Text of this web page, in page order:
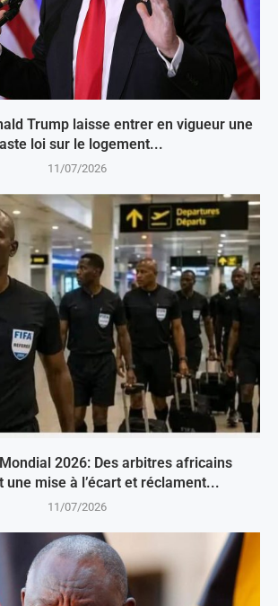
Trump laisse entrer en vigueur une
loi sur le logement...
11/07/2026
2026: Des arbitres africains
une mise à l’écart et réclament...
11/07/2026